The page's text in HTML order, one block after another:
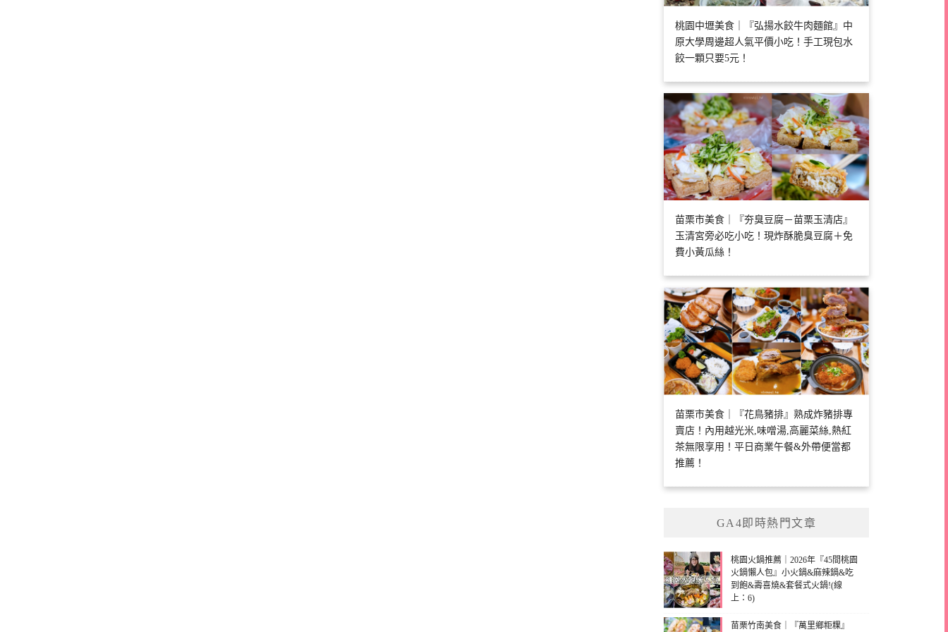
桃園中壢美食｜『弘揚水餃牛肉麵館』中
原大學周邊超人氣平價小吃！手工現包水
餃一顆只要5元！
苗栗市美食｜『夯臭豆腐－苗栗玉清店』
玉清宮旁必吃小吃！現炸酥脆臭豆腐＋免
費小黃瓜絲！
苗栗市美食｜『花鳥豬排』熟成炸豬排專
賣店！內用越光米,味噌湯,高麗菜絲,熱紅
茶無限享用！平日商業午餐&外帶便當都
推薦！
GA4即時熱門文章
桃園火鍋推薦｜2026年『45間桃園
火鍋懶人包』小火鍋&麻辣鍋&吃
到飽&壽喜燒&套餐式火鍋!(線
上：6)
苗栗竹南美食｜『萬里鄉粔粿』